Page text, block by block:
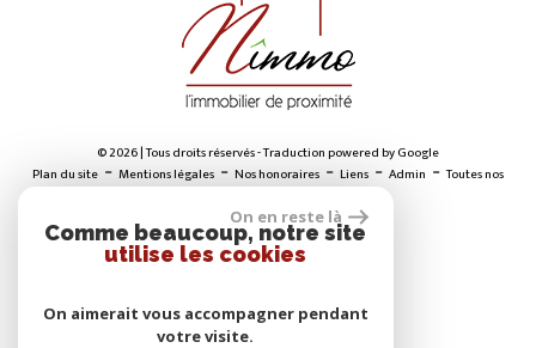
© 2026 | Tous droits réservés - Traduction powered by Google
Plan du site - Mentions légales - Nos honoraires - Liens - Admin -Toutes nos
On en reste là
Comme beaucoup, notre site
utilise les cookies
On aimerait vous accompagner pendant
votre visite.